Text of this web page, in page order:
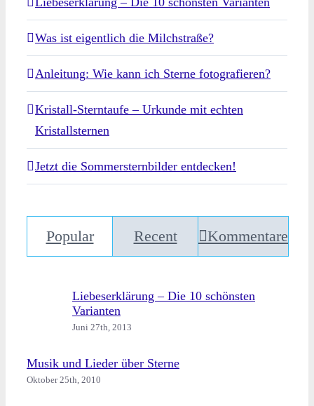
Was ist eigentlich die Milchstraße?
Anleitung: Wie kann ich Sterne fotografieren?
Kristall-Sterntaufe – Urkunde mit echten
Kristallsternen
Jetzt die Sommersternbilder entdecken!
Popular Recent Kommentare
Liebeserklärung – Die 10 schönsten
Varianten
Juni 27th, 2013
Musik und Lieder über Sterne
Oktober 25th, 2010